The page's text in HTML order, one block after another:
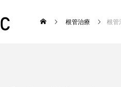
根管治療 根管治